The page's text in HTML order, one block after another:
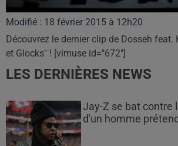
Modifié : 18 février 2015 à 12h20
Découvrez le dernier clip de Dosseh feat.
et Glocks" ! [vimuse id="672"]
LES DERNIÈRES NEWS
Jay-Z se bat contre
d'un homme